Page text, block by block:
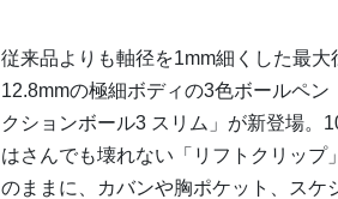
従来品よりも軸径を1mm細くした最大
12.8mmの極細ボディの3色ボールペン
クションボール3 スリム」が新登場。
はさんでも壊れない「リフトクリップ
のままに、カバンや胸ポケット、スケ